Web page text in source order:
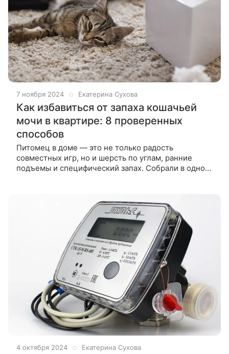
7 ноября 2024 Екатерина Сухова
Как избавиться от запаха кошачьей
мочи в квартире: 8 проверенных
способов
Питомец в доме — это не только радость
совместных игр, но и шерсть по углам, ранние
подъемы и специфический запах. Собрали в одном
4 октября 2024 Екатерина Сухова